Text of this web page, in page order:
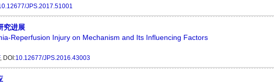
JPS.2017.51001
究进展
Reperfusion Injury on Mechanism and Its Influencing Factors
, DOI:10.12677/JPS.2016.43003